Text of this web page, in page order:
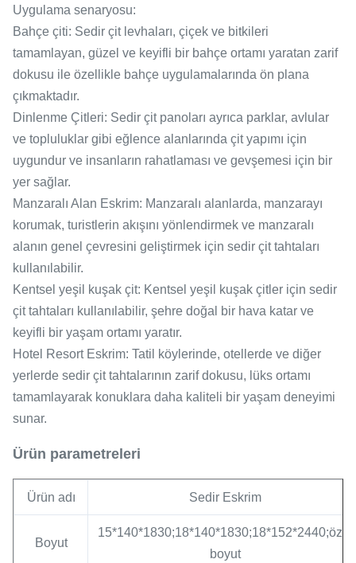
Uygulama senaryosu:
Bahçe çiti: Sedir çit levhaları, çiçek ve bitkileri
tamamlayan, güzel ve keyifli bir bahçe ortamı yaratan zarif
dokusu ile özellikle bahçe uygulamalarında ön plana
çıkmaktadır.
Dinlenme Çitleri: Sedir çit panoları ayrıca parklar, avlular
ve topluluklar gibi eğlence alanlarında çit yapımı için
uygundur ve insanların rahatlaması ve gevşemesi için bir
yer sağlar.
Manzaralı Alan Eskrim: Manzaralı alanlarda, manzarayı
korumak, turistlerin akışını yönlendirmek ve manzaralı
alanın genel çevresini geliştirmek için sedir çit tahtaları
kullanılabilir.
Kentsel yeşil kuşak çit: Kentsel yeşil kuşak çitler için sedir
çit tahtaları kullanılabilir, şehre doğal bir hava katar ve
keyifli bir yaşam ortamı yaratır.
Hotel Resort Eskrim: Tatil köylerinde, otellerde ve diğer
yerlerde sedir çit tahtalarının zarif dokusu, lüks ortamı
tamamlayarak konuklara daha kaliteli bir yaşam deneyimi
sunar.
Ürün parametreleri
Ürün adı Sedir Eskrim
Boyut
15*140*1830;18*140*1830;18*152*2440;özel
boyut